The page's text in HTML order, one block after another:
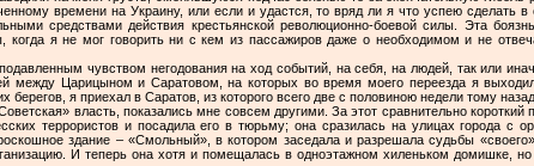
времени на Украину, или если и удастся, то вряд ли я что успею сделать
средствами действия крестьянской революционно-боевой силы. Эта
когда я не мог говорить ни с кем из пассажиров даже о необходимом и не
чувством негодования на ход событий, на себя, на людей, так или
между Царицыном и Саратовом, на которых во время моего переезда я
берегов, я приехал в Саратов, из которого всего две с половиною недели тому
власть, показались мне совсем другими. За этот сравнительно
террористов и посадила его в тюрьму; она сразилась на улицах города с
здание – «Смольный», в котором заседала и разрешала судьбы
И теперь она хотя и помещалась в одноэтажном хиленьком домишке,